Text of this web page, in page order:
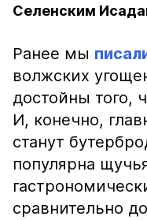
Селенским
Ранее мы
волжских
достойны того,
И, конечно,
станут
популярна
сравнительно